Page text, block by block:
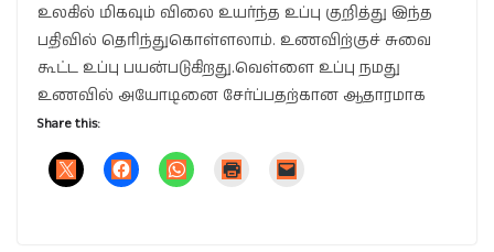
உலகில் மிகவும் விலை உயர்ந்த உப்பு குறித்து இந்த
பதிவில் தெரிந்துகொள்ளலாம். உணவிற்குச் சுவை
கூட்ட உப்பு பயன்படுகிறது.வெள்ளை உப்பு நமது
உணவில் அயோடினை சேர்ப்பதற்கான ஆதாரமாக
Share this: